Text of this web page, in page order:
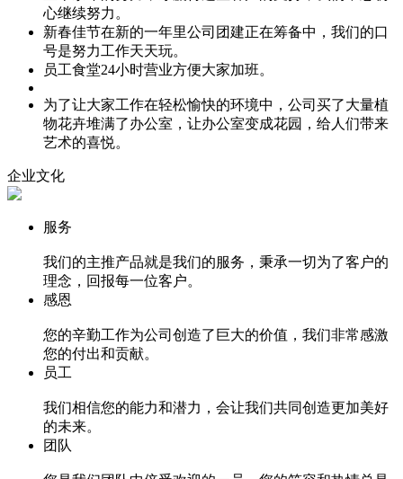
心继续努力。
新春佳节在新的一年里公司团建正在筹备中，我们的口
号是努力工作天天玩。
员工食堂24小时营业方便大家加班。
为了让大家工作在轻松愉快的环境中，公司买了大量植
物花卉堆满了办公室，让办公室变成花园，给人们带来
艺术的喜悦。
企业文化
服务
我们的主推产品就是我们的服务，秉承一切为了客户的
理念，回报每一位客户。
感恩
您的辛勤工作为公司创造了巨大的价值，我们非常感激
您的付出和贡献。
员工
我们相信您的能力和潜力，会让我们共同创造更加美好
的未来。
团队